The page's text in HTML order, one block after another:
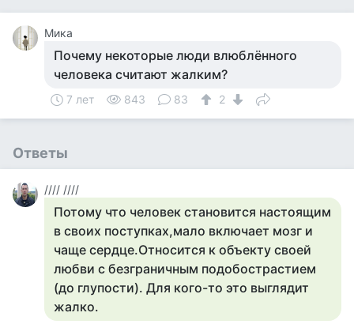
Мика
Почему некоторые люди влюблённого
человека считают жалким?
7 лет 843 83 2
Ответы
//// ////
Потому что человек становится настоящим
в своих поступках,мало включает мозг и
чаще сердце.Относится к объекту своей
любви с безграничным подобострастием
(до глупости). Для кого-то это выглядит
жалко.